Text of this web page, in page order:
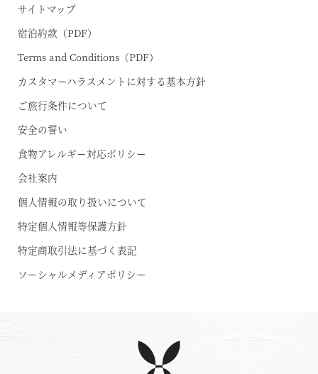
サイトマップ
宿泊約款（PDF）
Terms and Conditions（PDF）
カスタマーハラスメントに対する基本方針
ご旅行条件について
安全の誓い
食物アレルギー対応ポリシー
会社案内
個人情報の取り扱いについて
特定個人情報等保護方針
特定商取引法に基づく表記
ソーシャルメディアポリシー